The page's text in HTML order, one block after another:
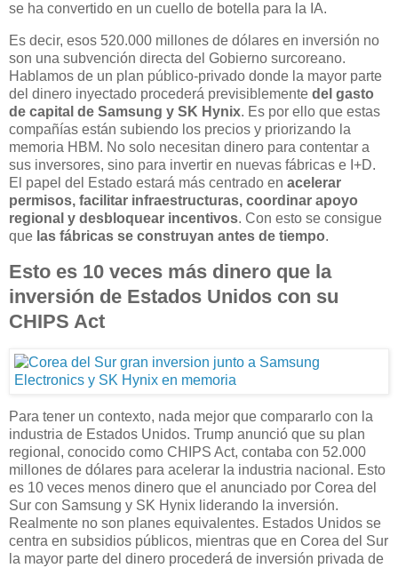
se ha convertido en un cuello de botella para la IA.
Es decir, esos 520.000 millones de dólares en inversión no
son una subvención directa del Gobierno surcoreano.
Hablamos de un plan público-privado donde la mayor parte
del dinero inyectado procederá previsiblemente del gasto
de capital de Samsung y SK Hynix. Es por ello que estas
compañías están subiendo los precios y priorizando la
memoria HBM. No solo necesitan dinero para contentar a
sus inversores, sino para invertir en nuevas fábricas e I+D.
El papel del Estado estará más centrado en acelerar
permisos, facilitar infraestructuras, coordinar apoyo
regional y desbloquear incentivos. Con esto se consigue
que las fábricas se construyan antes de tiempo.
Esto es 10 veces más dinero que la
inversión de Estados Unidos con su
CHIPS Act
Para tener un contexto, nada mejor que compararlo con la
industria de Estados Unidos. Trump anunció que su plan
regional, conocido como CHIPS Act, contaba con 52.000
millones de dólares para acelerar la industria nacional. Esto
es 10 veces menos dinero que el anunciado por Corea del
Sur con Samsung y SK Hynix liderando la inversión.
Realmente no son planes equivalentes. Estados Unidos se
centra en subsidios públicos, mientras que en Corea del Sur
la mayor parte del dinero procederá de inversión privada de